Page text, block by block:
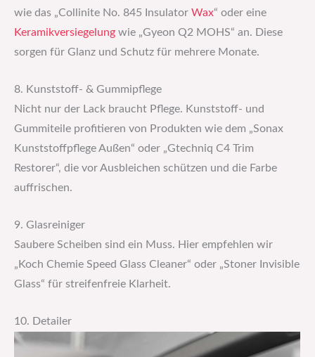
wie das „Collinite No. 845 Insulator Wax“ oder eine
Keramikversiegelung wie „Gyeon Q2 MOHS“ an. Diese
sorgen für Glanz und Schutz für mehrere Monate.
8. Kunststoff- & Gummipflege
Nicht nur der Lack braucht Pflege. Kunststoff- und
Gummiteile profitieren von Produkten wie dem „Sonax
Kunststoffpflege Außen“ oder „Gtechniq C4 Trim
Restorer“, die vor Ausbleichen schützen und die Farbe
auffrischen.
9. Glasreiniger
Saubere Scheiben sind ein Muss. Hier empfehlen wir
„Koch Chemie Speed Glass Cleaner“ oder „Stoner Invisible
Glass“ für streifenfreie Klarheit.
10. Detailer